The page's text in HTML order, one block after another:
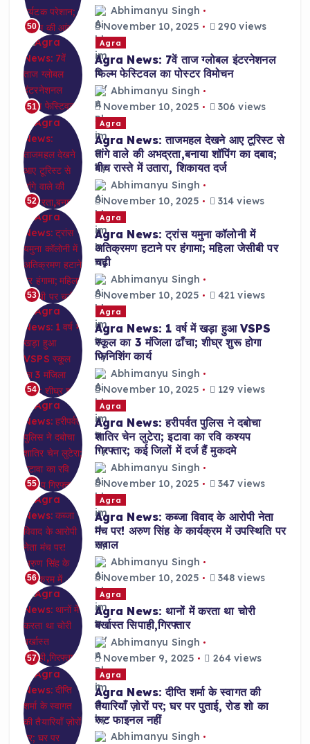
50
Abhimanyu Singh
November 10, 2025
290 views
51
Agra
Agra News: 7वें ताज ग्लोबल इंटरनेशनल
फिल्म फेस्टिवल का पोस्टर विमोचन
Abhimanyu Singh
November 10, 2025
306 views
52
Agra
Agra News: ताजमहल देखने आए टूरिस्ट से
तांगे वाले की अभद्रता,बनाया शॉपिंग का दबाव;
बीच रास्ते में उतारा, शिकायत दर्ज
Abhimanyu Singh
November 10, 2025
314 views
53
Agra
Agra News: ट्रांस यमुना कॉलोनी में
अतिक्रमण हटाने पर हंगामा; महिला जेसीबी पर
चढ़ी
Abhimanyu Singh
November 10, 2025
421 views
54
Agra
Agra News: 1 वर्ष में खड़ा हुआ VSPS
स्कूल का 3 मंजिला ढाँचा; शीघ्र शुरू होगा
फिनिशिंग कार्य
Abhimanyu Singh
November 10, 2025
129 views
55
Agra
Agra News: हरीपर्वत पुलिस ने दबोचा
शातिर चेन लुटेरा; इटावा का रवि कश्यप
गिरफ्तार; कई जिलों में दर्ज हैं मुकदमे
Abhimanyu Singh
November 10, 2025
347 views
56
Agra
Agra News: कब्जा विवाद के आरोपी नेता
मंच पर! अरुण सिंह के कार्यक्रम में उपस्थिति पर
सवाल
Abhimanyu Singh
November 10, 2025
348 views
57
Agra
Agra News: थानों में करता था चोरी
बर्खास्त सिपाही,गिरफ्तार
Abhimanyu Singh
November 9, 2025
264 views
Agra
Agra News: दीप्ति शर्मा के स्वागत की
तैयारियाँ ज़ोरों पर; घर पर पुताई, रोड शो का
रूट फाइनल नहीं
Abhimanyu Singh